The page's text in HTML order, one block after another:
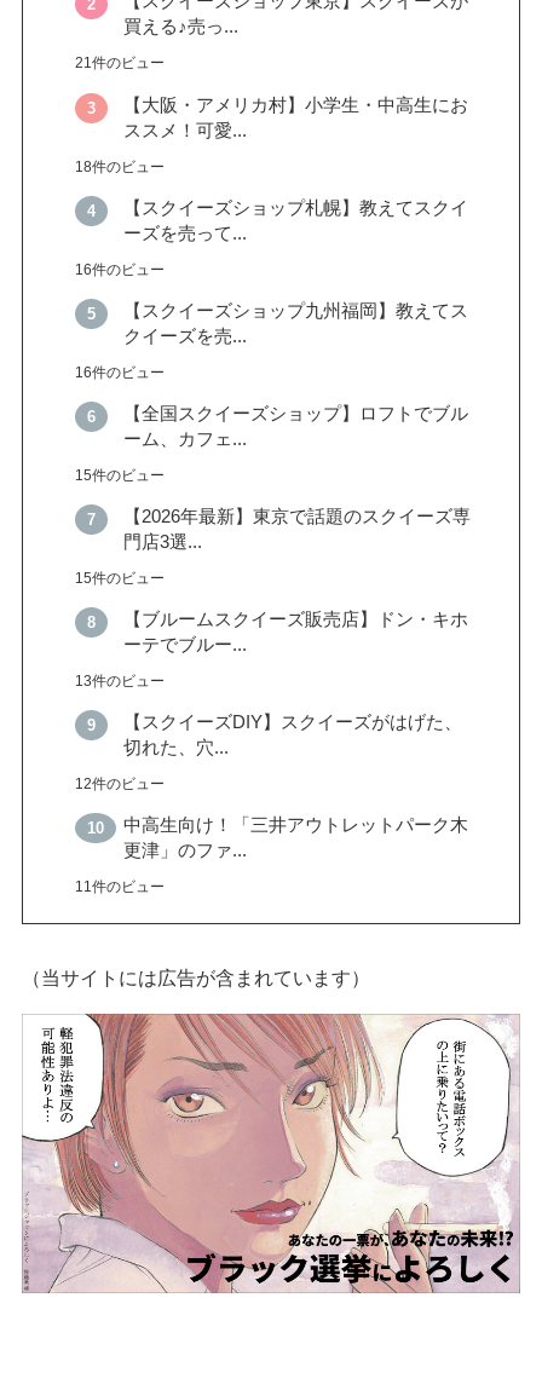
買える♪売っ...
21件のビュー
【大阪・アメリカ村】小学生・中高生にお
ススメ！可愛...
18件のビュー
【スクイーズショップ札幌】教えてスクイ
ーズを売って...
16件のビュー
【スクイーズショップ九州福岡】教えてス
クイーズを売...
16件のビュー
【全国スクイーズショップ】ロフトでブル
ーム、カフェ...
15件のビュー
【2026年最新】東京で話題のスクイーズ専
門店3選...
15件のビュー
【ブルームスクイーズ販売店】ドン・キホ
ーテでブルー...
13件のビュー
【スクイーズDIY】スクイーズがはげた、
切れた、穴...
12件のビュー
中高生向け！「三井アウトレットパーク木
更津」のファ...
11件のビュー
（当サイトには広告が含まれています）